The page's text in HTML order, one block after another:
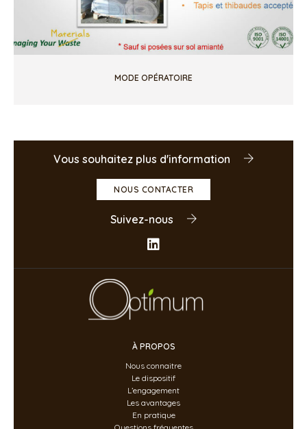
MODE OPÉRATOIRE
Vous souhaitez plus d'information
NOUS CONTACTER
Suivez-nous
À PROPOS
Nous connaitre
Le dispositif
L’engagement
Les avantages
En pratique